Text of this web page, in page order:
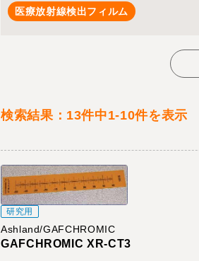
医療放射線検出フィルム
検索結果：13件中1-10件を表示
研究用
Ashland/GAFCHROMIC
GAFCHROMIC XR-CT3